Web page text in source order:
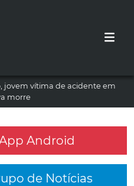
jovem vítima de acidente em
morre
Android
de Notícias